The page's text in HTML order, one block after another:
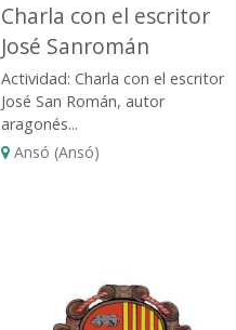
Charla con el escritor
José Sanromán
Actividad: Charla con el escritor
José San Román, autor
aragonés...
Ansó (Ansó)